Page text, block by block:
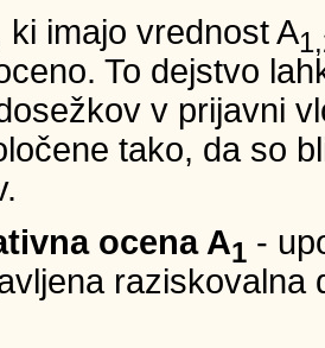
imajo vrednost A
To dejstvo
v prijavni
tako, da so
ocena A1 -
raziskovalna